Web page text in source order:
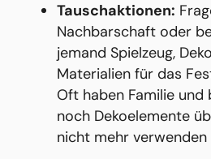
Tauschaktionen:
Nachbarschaft oder
jemand Spielzeug,
Materialien für das
Oft haben Familie und
noch Dekoelemente
nicht mehr verwenden